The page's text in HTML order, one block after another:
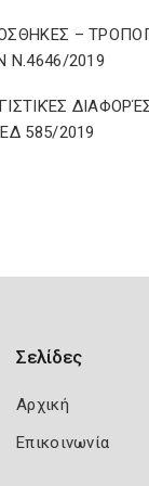
–
Ν.4646/2019
585/2019
Σελίδες
Αρχική
Επικοινωνία